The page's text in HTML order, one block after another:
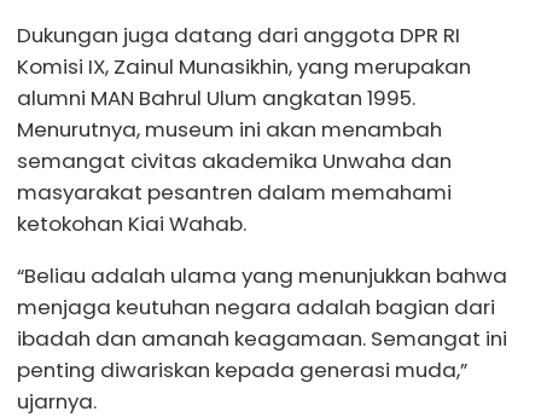
Dukungan juga datang dari anggota DPR RI
Komisi IX, Zainul Munasikhin, yang merupakan
alumni MAN Bahrul Ulum angkatan 1995.
Menurutnya, museum ini akan menambah
semangat civitas akademika Unwaha dan
masyarakat pesantren dalam memahami
ketokohan Kiai Wahab.
“Beliau adalah ulama yang menunjukkan bahwa
menjaga keutuhan negara adalah bagian dari
ibadah dan amanah keagamaan. Semangat ini
penting diwariskan kepada generasi muda,”
ujarnya.